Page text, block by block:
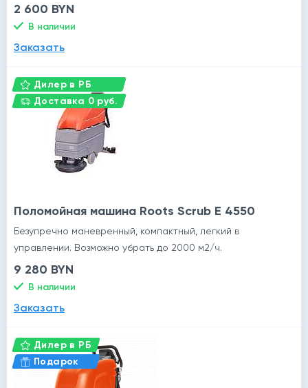
2 600 BYN
В наличии
Заказать
Дилер в РБ
Доставка 0 руб.
Поломойная машина Roots Scrub E 4550
Безупречно маневренный, компактный, легкий в
управлении. Возможно убрать до 2000 м2/ч.
9 280 BYN
В наличии
Заказать
Дилер в РБ
Подарок